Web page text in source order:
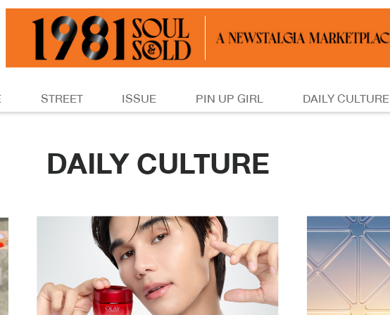
STREET ISSUE PIN UP GIRL DAILY CULTURE
DAILY CULTURE